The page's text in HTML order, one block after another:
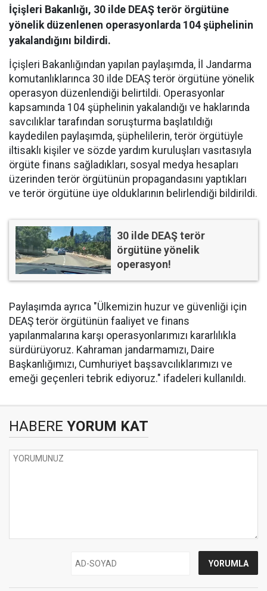
İçişleri Bakanlığı, 30 ilde DEAŞ terör örgütüne
yönelik düzenlenen operasyonlarda 104 şüphelinin
yakalandığını bildirdi.
İçişleri Bakanlığından yapılan paylaşımda, İl Jandarma
komutanlıklarınca 30 ilde DEAŞ terör örgütüne yönelik
operasyon düzenlendiği belirtildi. Operasyonlar
kapsamında 104 şüphelinin yakalandığı ve haklarında
savcılıklar tarafından soruşturma başlatıldığı
kaydedilen paylaşımda, şüphelilerin, terör örgütüyle
iltisaklı kişiler ve sözde yardım kuruluşları vasıtasıyla
örgüte finans sağladıkları, sosyal medya hesapları
üzerinden terör örgütünün propagandasını yaptıkları
ve terör örgütüne üye olduklarının belirlendiği bildirildi.
30 ilde DEAŞ terör
örgütüne yönelik
operasyon!
Paylaşımda ayrıca "Ülkemizin huzur ve güvenliği için
DEAŞ terör örgütünün faaliyet ve finans
yapılanmalarına karşı operasyonlarımızı kararlılıkla
sürdürüyoruz. Kahraman jandarmamızı, Daire
Başkanlığımızı, Cumhuriyet başsavcılıklarımızı ve
emeği geçenleri tebrik ediyoruz." ifadeleri kullanıldı.
HABERE YORUM KAT